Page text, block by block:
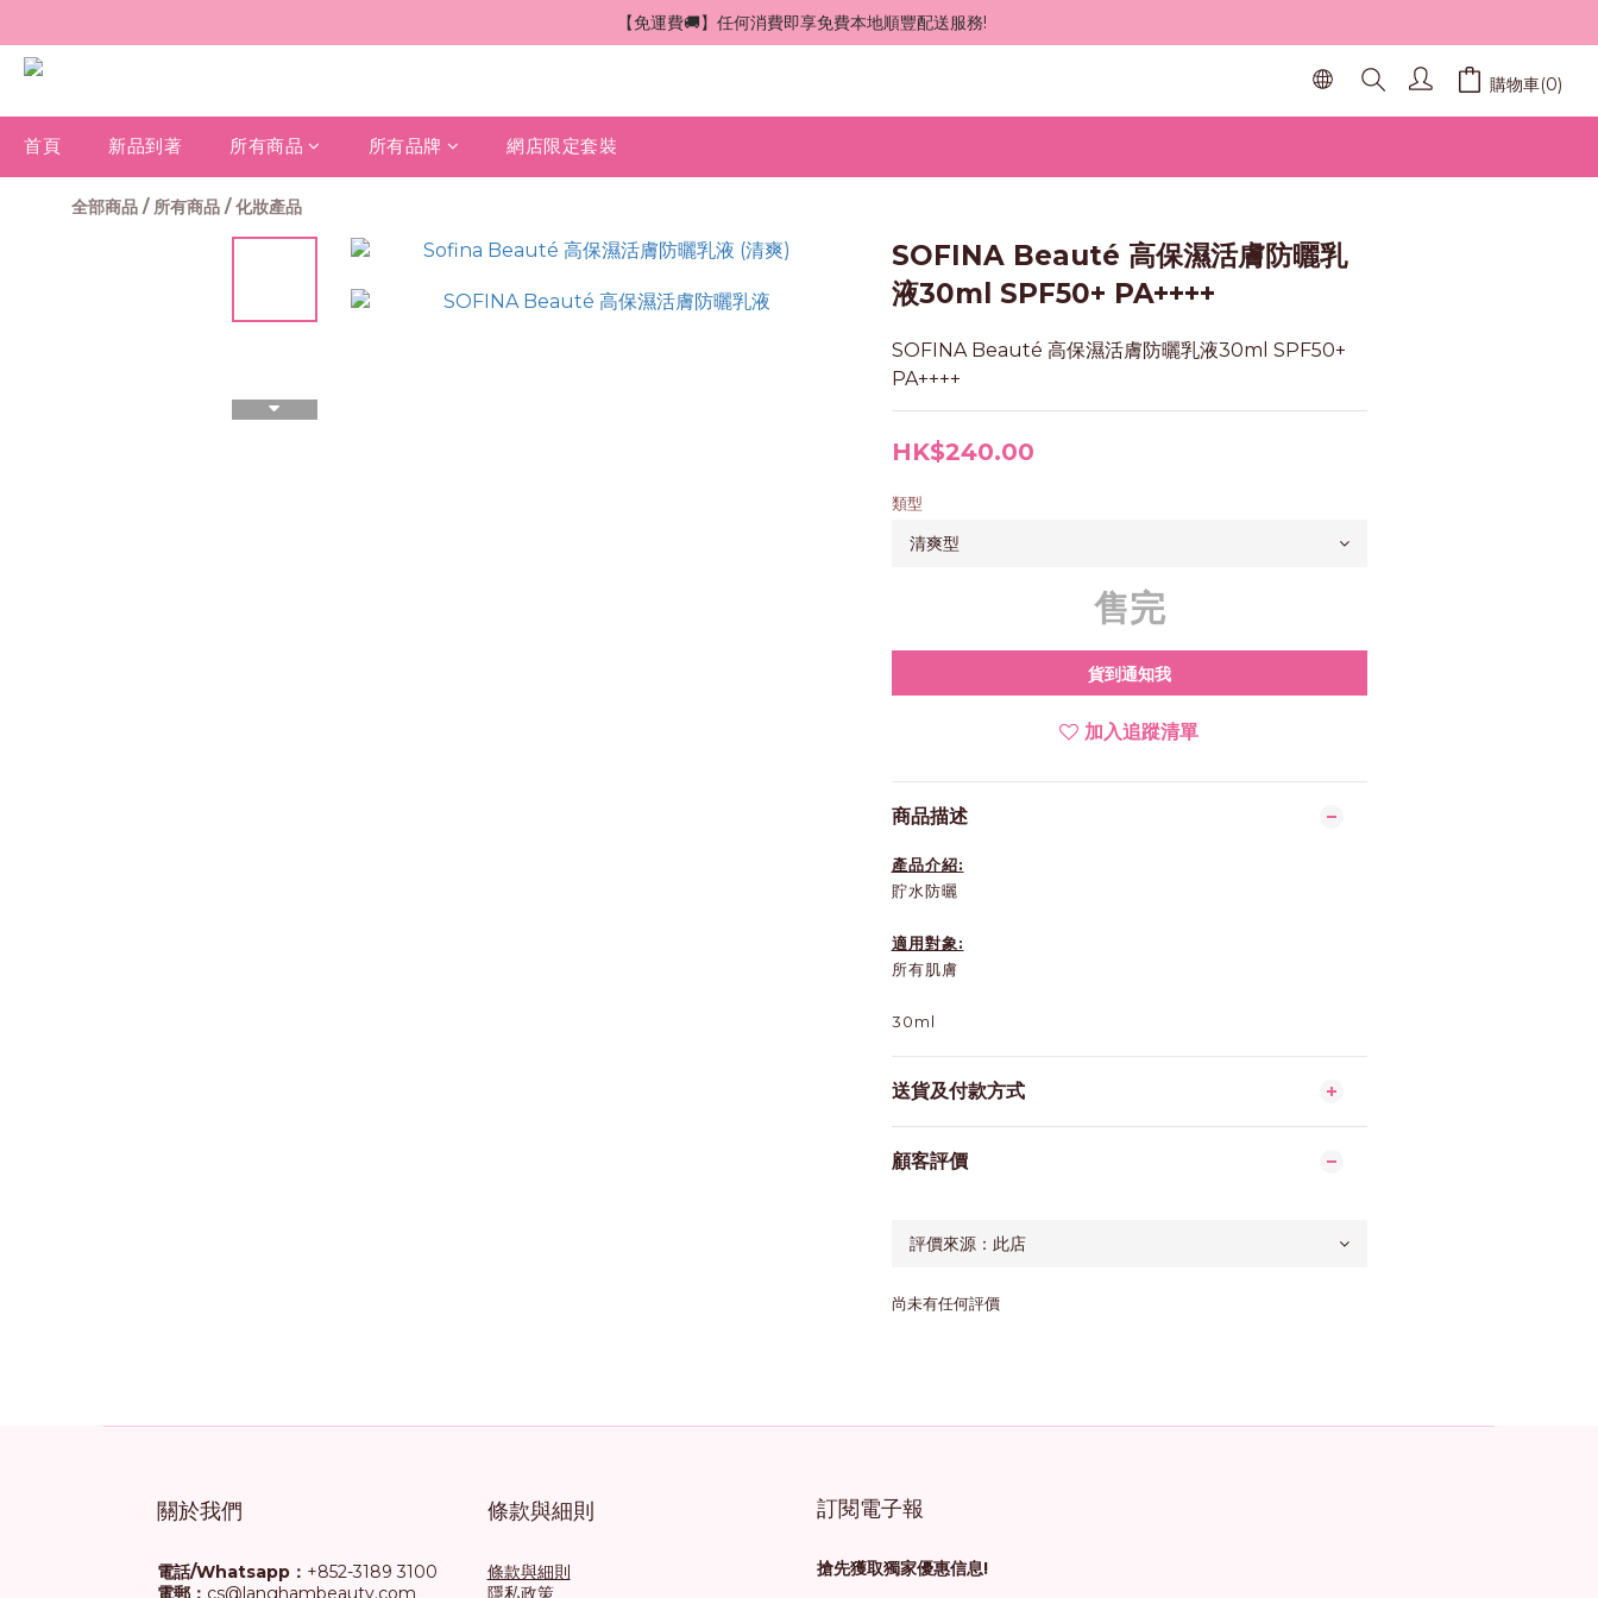
【免運費🚚】任何消費即享免費本地順豐配送服務!
購物車(0)
首頁 新品到著 所有商品 所有品牌 網店限定套裝
全部商品 / 所有商品 /化妝產品
SOFINA Beauté 高保濕活膚防曬乳
液30ml SPF50+ PA++++
SOFINA Beauté 高保濕活膚防曬乳液30ml SPF50+
PA++++
HK$240.00
類型
售完
貨到通知我
加入追蹤清單
商品描述
產品介紹:
貯水防曬
適用對象:
所有肌膚
30ml
送貨及付款方式
顧客評價
尚未有任何評價
關於我們
電話/Whatsapp： +852-3189 3100
電郵： cs@langhambeauty.com
條款與細則
條款與細則
隱私政策
訂閱電子報
搶先獲取獨家優惠信息!